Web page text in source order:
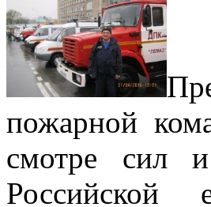
пожарной
смотре сил и
Российской